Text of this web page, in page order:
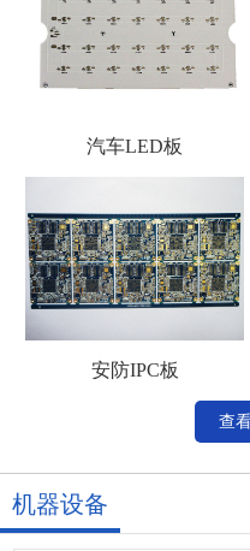
汽车LED板
安防IPC板
查
机器设备